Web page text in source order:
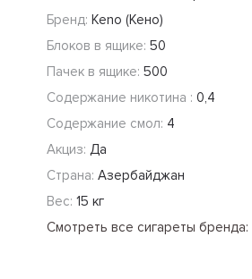
Бренд: Keno (Кено)
Блоков в ящике: 50
Пачек в ящике: 500
Содержание никотина : 0,4
Содержание смол: 4
Акциз: Да
Страна: Азербайджан
Вес: 15 кг
Смотреть все сигареты бренда: